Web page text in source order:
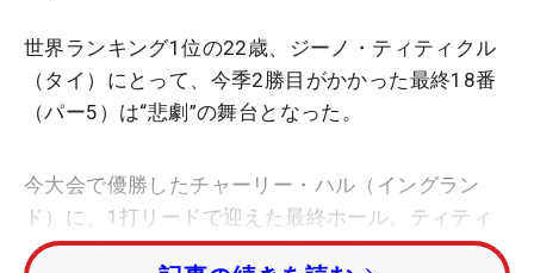
世界ランキング1位の22歳、ジーノ・ティティクル
（タイ）にとって、今季2勝目がかかった最終18番
（パー5）は“悲劇”の舞台となった。
今大会で優勝したチャーリー・ハル（イングラン
ド）に、1打リードで迎えた最終ホール。ティティ
クルの2打目はグリーン奥に乗り、残りはおよそ20